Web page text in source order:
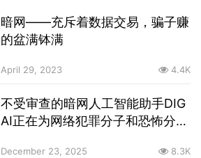
暗网——充斥着数据交易，骗子赚
的盆满钵满
April 29, 2023 4.4K
不受审查的暗网人工智能助手DIG
AI正在为网络犯罪分子和恐怖分子
December 23, 2025 8.3K